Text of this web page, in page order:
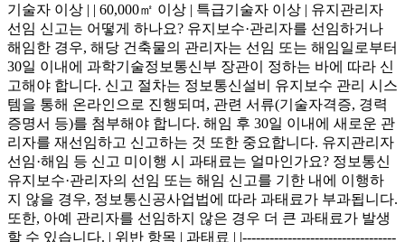
기술자 이상 | | 60,000㎡ 이상 | 특급기술자 이상 | 유지관리자
선임 신고는 어떻게 하나요? 유지보수·관리자를 선임하거나
해임한 경우, 해당 건축물의 관리자는 선임 또는 해임일로부터
30일 이내에 과학기술정보통신부 장관이 정하는 바에 따라 신
고해야 합니다. 신고 절차는 정보통신설비 유지보수 관리 시스
템을 통해 온라인으로 진행되며, 관련 서류(기술자격증, 경력
증명서 등)를 첨부해야 합니다. 해임 후 30일 이내에 새로운 관
리자를 재선임하고 신고하는 것 또한 중요합니다. 유지관리자
선임·해임 등 신고 미이행 시 과태료는 얼마인가요? 정보통신
유지보수·관리자의 선임 또는 해임 신고를 기한 내에 이행하
지 않을 경우, 정보통신공사업법에 따라 과태료가 부과됩니다.
또한, 아예 관리자를 선임하지 않은 경우 더 큰 과태료가 발생
할 수 있습니다. | 위반 항목 | 과태료 | |----------------------------------